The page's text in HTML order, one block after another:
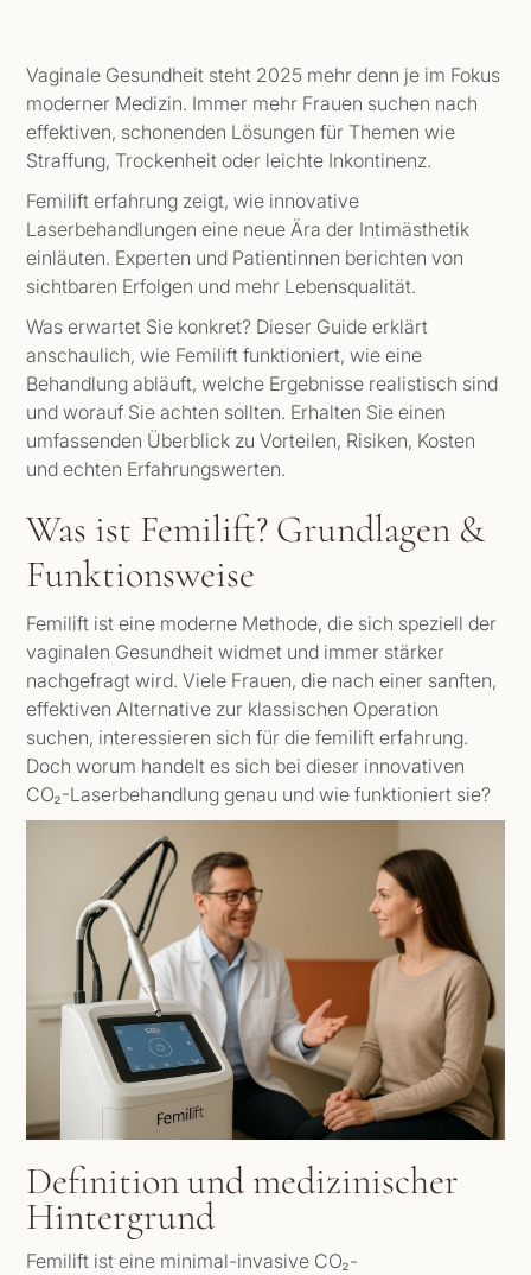
Vaginale Gesundheit steht 2025 mehr denn je im Fokus
moderner Medizin. Immer mehr Frauen suchen nach
effektiven, schonenden Lösungen für Themen wie
Straffung, Trockenheit oder leichte Inkontinenz.
Femilift erfahrung zeigt, wie innovative
Laserbehandlungen eine neue Ära der Intimästhetik
einläuten. Experten und Patientinnen berichten von
sichtbaren Erfolgen und mehr Lebensqualität.
Was erwartet Sie konkret? Dieser Guide erklärt
anschaulich, wie Femilift funktioniert, wie eine
Behandlung abläuft, welche Ergebnisse realistisch sind
und worauf Sie achten sollten. Erhalten Sie einen
umfassenden Überblick zu Vorteilen, Risiken, Kosten
und echten Erfahrungswerten.
Was ist Femilift? Grundlagen &
Funktionsweise
Femilift ist eine moderne Methode, die sich speziell der
vaginalen Gesundheit widmet und immer stärker
nachgefragt wird. Viele Frauen, die nach einer sanften,
effektiven Alternative zur klassischen Operation
suchen, interessieren sich für die femilift erfahrung.
Doch worum handelt es sich bei dieser innovativen
CO₂-Laserbehandlung genau und wie funktioniert sie?
Definition und medizinischer
Hintergrund
Femilift ist eine minimal-invasive CO₂-